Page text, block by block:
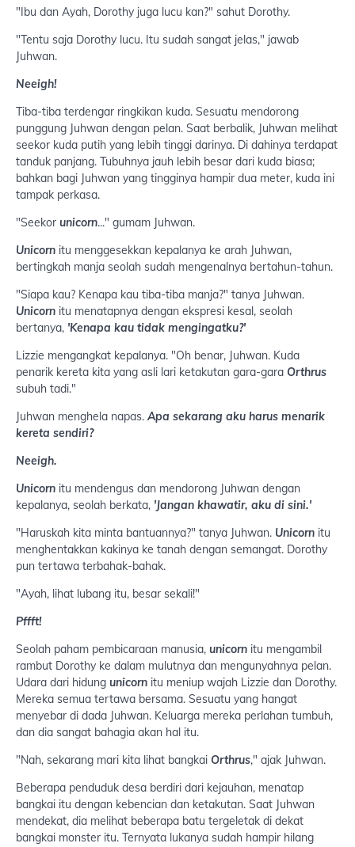
"Ibu dan Ayah, Dorothy juga lucu kan?" sahut Dorothy.
"Tentu saja Dorothy lucu. Itu sudah sangat jelas," jawab
Juhwan.
Neeigh!
Tiba-tiba terdengar ringkikan kuda. Sesuatu mendorong
punggung Juhwan dengan pelan. Saat berbalik, Juhwan melihat
seekor kuda putih yang lebih tinggi darinya. Di dahinya terdapat
tanduk panjang. Tubuhnya jauh lebih besar dari kuda biasa;
bahkan bagi Juhwan yang tingginya hampir dua meter, kuda ini
tampak perkasa.
"Seekor unicorn..." gumam Juhwan.
Unicorn itu menggesekkan kepalanya ke arah Juhwan,
bertingkah manja seolah sudah mengenalnya bertahun-tahun.
"Siapa kau? Kenapa kau tiba-tiba manja?" tanya Juhwan.
Unicorn itu menatapnya dengan ekspresi kesal, seolah
bertanya, 'Kenapa kau tidak mengingatku?'
Lizzie mengangkat kepalanya. "Oh benar, Juhwan. Kuda
penarik kereta kita yang asli lari ketakutan gara-gara Orthrus
subuh tadi."
Juhwan menghela napas. Apa sekarang aku harus menarik
kereta sendiri?
Neeigh.
Unicorn itu mendengus dan mendorong Juhwan dengan
kepalanya, seolah berkata, 'Jangan khawatir, aku di sini.'
"Haruskah kita minta bantuannya?" tanya Juhwan. Unicorn itu
menghentakkan kakinya ke tanah dengan semangat. Dorothy
pun tertawa terbahak-bahak.
"Ayah, lihat lubang itu, besar sekali!"
Pffft!
Seolah paham pembicaraan manusia, unicorn itu mengambil
rambut Dorothy ke dalam mulutnya dan mengunyahnya pelan.
Udara dari hidung unicorn itu meniup wajah Lizzie dan Dorothy.
Mereka semua tertawa bersama. Sesuatu yang hangat
menyebar di dada Juhwan. Keluarga mereka perlahan tumbuh,
dan dia sangat bahagia akan hal itu.
"Nah, sekarang mari kita lihat bangkai Orthrus," ajak Juhwan.
Beberapa penduduk desa berdiri dari kejauhan, menatap
bangkai itu dengan kebencian dan ketakutan. Saat Juhwan
mendekat, dia melihat beberapa batu tergeletak di dekat
bangkai monster itu. Ternyata lukanya sudah hampir hilang